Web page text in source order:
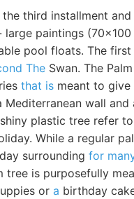
the third installment
large paintings
pool floats. The first
The Swan. The
that is meant to give
Mediterranean wall and
plastic tree refer to
While a regular
surrounding for
tree is purposefully
or a birthday